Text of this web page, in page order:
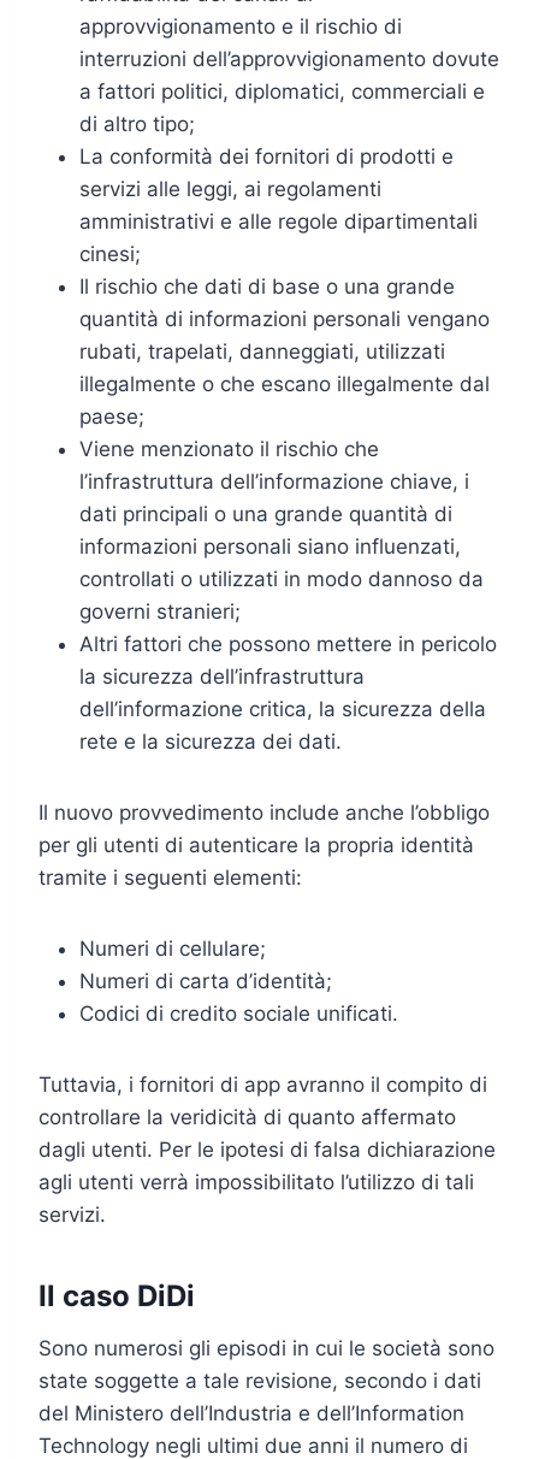
approvvigionamento e il rischio di
interruzioni dell’approvvigionamento dovute
a fattori politici, diplomatici, commerciali e
di altro tipo;
La conformità dei fornitori di prodotti e
servizi alle leggi, ai regolamenti
amministrativi e alle regole dipartimentali
cinesi;
Il rischio che dati di base o una grande
quantità di informazioni personali vengano
rubati, trapelati, danneggiati, utilizzati
illegalmente o che escano illegalmente dal
paese;
Viene menzionato il rischio che
l’infrastruttura dell’informazione chiave, i
dati principali o una grande quantità di
informazioni personali siano influenzati,
controllati o utilizzati in modo dannoso da
governi stranieri;
Altri fattori che possono mettere in pericolo
la sicurezza dell’infrastruttura
dell’informazione critica, la sicurezza della
rete e la sicurezza dei dati.
Il nuovo provvedimento include anche l’obbligo
per gli utenti di autenticare la propria identità
tramite i seguenti elementi:
Numeri di cellulare;
Numeri di carta d’identità;
Codici di credito sociale unificati.
Tuttavia, i fornitori di app avranno il compito di
controllare la veridicità di quanto affermato
dagli utenti. Per le ipotesi di falsa dichiarazione
agli utenti verrà impossibilitato l’utilizzo di tali
servizi.
Il caso DiDi
Sono numerosi gli episodi in cui le società sono
state soggette a tale revisione, secondo i dati
del Ministero dell’Industria e dell’Information
Technology negli ultimi due anni il numero di